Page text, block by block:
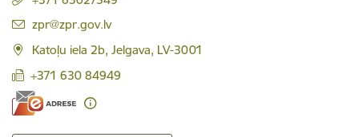
E-pasts:
zpr@zpr.gov.lv
Katoļu iela 2b, Jelgava, LV-3001
+371 630 84949